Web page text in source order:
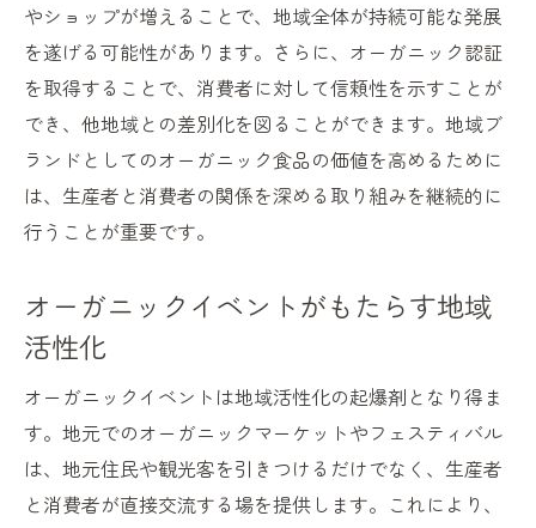
やショップが増えることで、地域全体が持続可能な発展
を遂げる可能性があります。さらに、オーガニック認証
を取得することで、消費者に対して信頼性を示すことが
でき、他地域との差別化を図ることができます。地域ブ
ランドとしてのオーガニック食品の価値を高めるために
は、生産者と消費者の関係を深める取り組みを継続的に
行うことが重要です。
オーガニックイベントがもたらす地域
活性化
オーガニックイベントは地域活性化の起爆剤となり得ま
す。地元でのオーガニックマーケットやフェスティバル
は、地元住民や観光客を引きつけるだけでなく、生産者
と消費者が直接交流する場を提供します。これにより、